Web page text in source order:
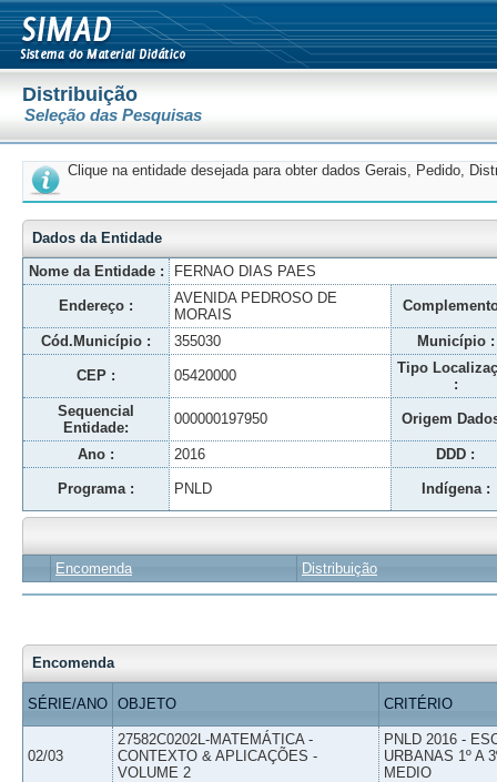
Distribuição
Seleção das Pesquisas
Clique na entidade desejada para obter dados Gerais, Pedido,
Dados da Entidade
Nome da Entidade :
FERNAO DIAS PAES
Endereço :
AVENIDA PEDROSO DE
MORAIS
Cód.Município : 355030 Município :
CEP : 05420000
Tipo
:
Sequencial
Entidade:
000000197950 Origem
Ano : 2016 DDD :
Programa : PNLD Indígena :
Encomenda Distribuição
Encomenda
SÉRIE/ANO OBJETO CRITÉRIO
02/03
27582C0202L-MATEMÁTICA -
CONTEXTO & APLICAÇÕES -
VOLUME 2
PNLD 2016 -
URBANAS 1º A
MEDIO